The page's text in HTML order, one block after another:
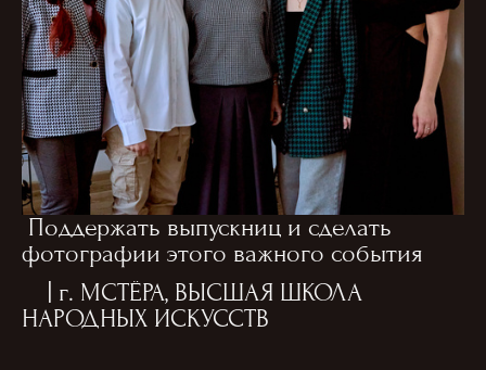
Поддержать выпускниц и сделать
фотографии этого важного события
| г. МСТЁРА, ВЫСШАЯ ШКОЛА
НАРОДНЫХ ИСКУССТВ